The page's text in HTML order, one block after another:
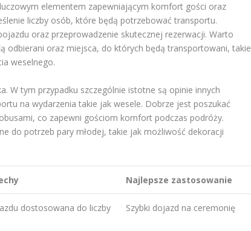
elementem zapewniającym komfort gości oraz
liczby osób, które będą potrzebować transportu.
oraz przeprowadzenie skutecznej rezerwacji. Warto
odbierani oraz miejsca, do których będą transportowani, takie
weselnego.
W tym przypadku szczególnie istotne są opinie innych
na wydarzenia takie jak wesele. Dobrze jest poszukać
co zapewni gościom komfort podczas podróży.
do potrzeb pary młodej, takie jak możliwość dekoracji
Najlepsze zastosowanie
dostosowana do liczby
Szybki dojazd na ceremonię